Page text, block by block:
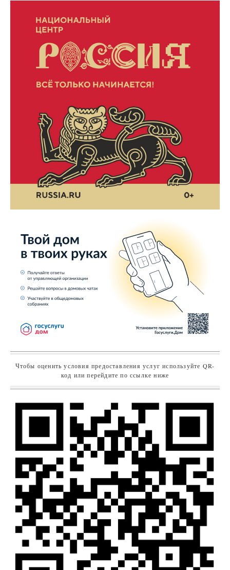
Чтобы оценить условия предоставления услуг используйте QR-
код или перейдите по ссылке ниже